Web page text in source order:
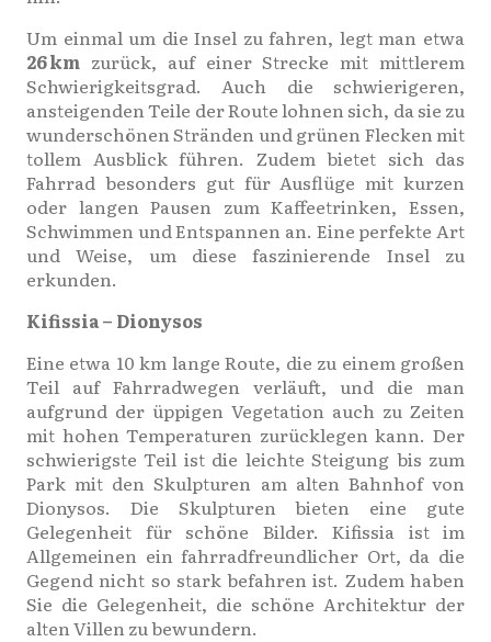
Um einmal um die Insel zu fahren, legt man etwa
26 km zurück, auf einer Strecke mit mittlerem
Schwierigkeitsgrad. Auch die schwierigeren,
ansteigenden Teile der Route lohnen sich, da sie zu
wunderschönen Stränden und grünen Flecken mit
tollem Ausblick führen. Zudem bietet sich das
Fahrrad besonders gut für Ausflüge mit kurzen
oder langen Pausen zum Kaffeetrinken, Essen,
Schwimmen und Entspannen an. Eine perfekte Art
und Weise, um diese faszinierende Insel zu
erkunden.
Kifissia – Dionysos
Eine etwa 10 km lange Route, die zu einem großen
Teil auf Fahrradwegen verläuft, und die man
aufgrund der üppigen Vegetation auch zu Zeiten
mit hohen Temperaturen zurücklegen kann. Der
schwierigste Teil ist die leichte Steigung bis zum
Park mit den Skulpturen am alten Bahnhof von
Dionysos. Die Skulpturen bieten eine gute
Gelegenheit für schöne Bilder. Kifissia ist im
Allgemeinen ein fahrradfreundlicher Ort, da die
Gegend nicht so stark befahren ist. Zudem haben
Sie die Gelegenheit, die schöne Architektur der
alten Villen zu bewundern.